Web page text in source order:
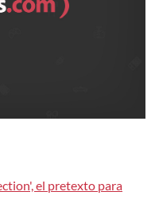
el pretexto para